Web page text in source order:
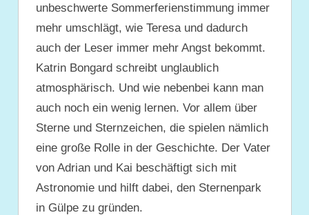
unbeschwerte Sommerferienstimmung immer
mehr umschlägt, wie Teresa und dadurch
auch der Leser immer mehr Angst bekommt.
Katrin Bongard schreibt unglaublich
atmosphärisch. Und wie nebenbei kann man
auch noch ein wenig lernen. Vor allem über
Sterne und Sternzeichen, die spielen nämlich
eine große Rolle in der Geschichte. Der Vater
von Adrian und Kai beschäftigt sich mit
Astronomie und hilft dabei, den Sternenpark
in Gülpe zu gründen.